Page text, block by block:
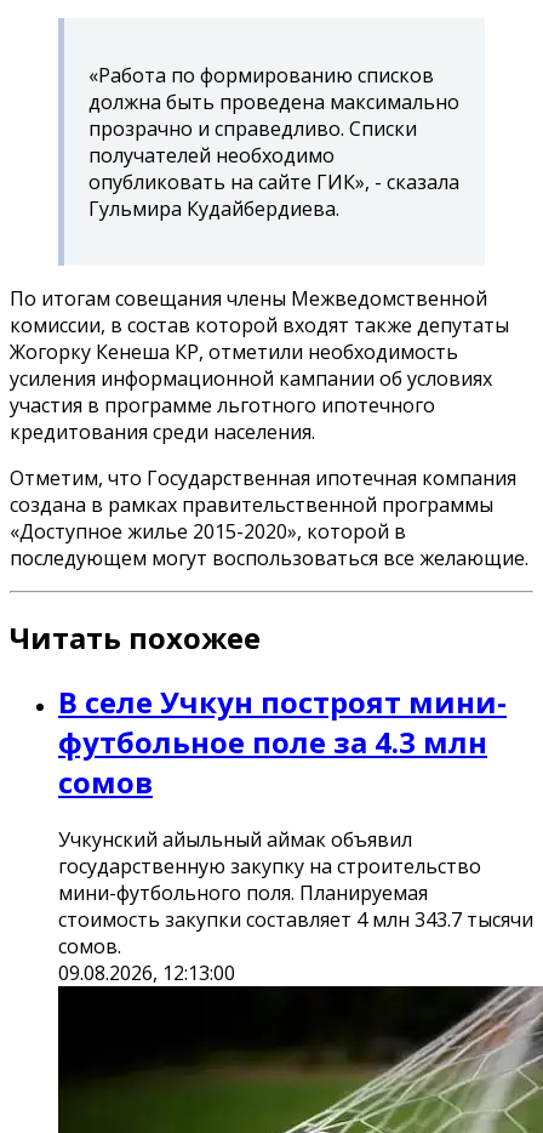
«Работа по формированию списков
должна быть проведена максимально
прозрачно и справедливо. Списки
получателей необходимо
опубликовать на сайте ГИК», - сказала
Гульмира Кудайбердиева.
По итогам совещания члены Межведомственной
комиссии, в состав которой входят также депутаты
Жогорку Кенеша КР, отметили необходимость
усиления информационной кампании об условиях
участия в программе льготного ипотечного
кредитования среди населения.
Отметим, что Государственная ипотечная компания
создана в рамках правительственной программы
«Доступное жилье 2015-2020», которой в
последующем могут воспользоваться все желающие.
Читать похожее
В селе Учкун построят мини-
футбольное поле за 4.3 млн
сомов
Учкунский айыльный аймак объявил
государственную закупку на строительство
мини-футбольного поля. Планируемая
стоимость закупки составляет 4 млн 343.7 тысячи
сомов.
09.08.2026, 12:13:00